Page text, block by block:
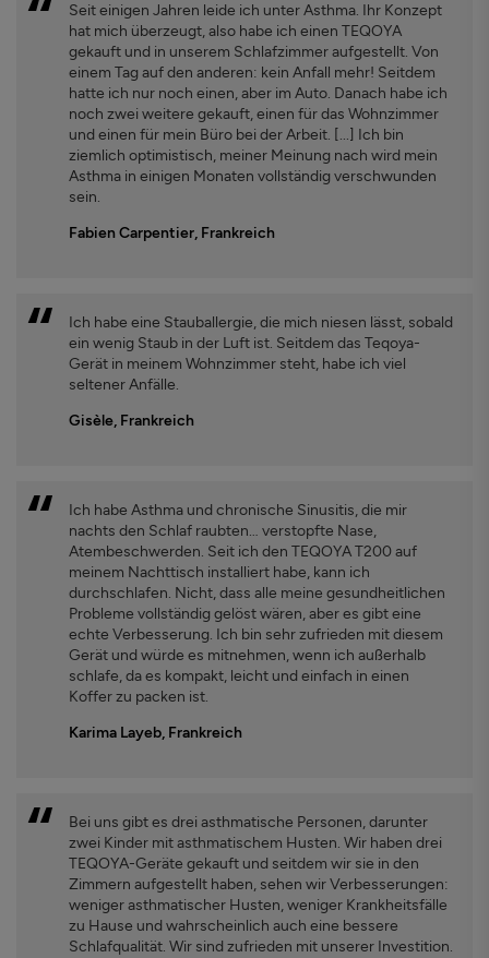
Seit einigen Jahren leide ich unter Asthma. Ihr Konzept
hat mich überzeugt, also habe ich einen TEQOYA
gekauft und in unserem Schlafzimmer aufgestellt. Von
einem Tag auf den anderen: kein Anfall mehr! Seitdem
hatte ich nur noch einen, aber im Auto. Danach habe ich
noch zwei weitere gekauft, einen für das Wohnzimmer
und einen für mein Büro bei der Arbeit. [...] Ich bin
ziemlich optimistisch, meiner Meinung nach wird mein
Asthma in einigen Monaten vollständig verschwunden
sein.
Fabien Carpentier, Frankreich
Ich habe eine Stauballergie, die mich niesen lässt, sobald
ein wenig Staub in der Luft ist. Seitdem das Teqoya-
Gerät in meinem Wohnzimmer steht, habe ich viel
seltener Anfälle.
Gisèle, Frankreich
Ich habe Asthma und chronische Sinusitis, die mir
nachts den Schlaf raubten… verstopfte Nase,
Atembeschwerden. Seit ich den TEQOYA T200 auf
meinem Nachttisch installiert habe, kann ich
durchschlafen. Nicht, dass alle meine gesundheitlichen
Probleme vollständig gelöst wären, aber es gibt eine
echte Verbesserung. Ich bin sehr zufrieden mit diesem
Gerät und würde es mitnehmen, wenn ich außerhalb
schlafe, da es kompakt, leicht und einfach in einen
Koffer zu packen ist.
Karima Layeb, Frankreich
Bei uns gibt es drei asthmatische Personen, darunter
zwei Kinder mit asthmatischem Husten. Wir haben drei
TEQOYA-Geräte gekauft und seitdem wir sie in den
Zimmern aufgestellt haben, sehen wir Verbesserungen:
weniger asthmatischer Husten, weniger Krankheitsfälle
zu Hause und wahrscheinlich auch eine bessere
Schlafqualität. Wir sind zufrieden mit unserer Investition.